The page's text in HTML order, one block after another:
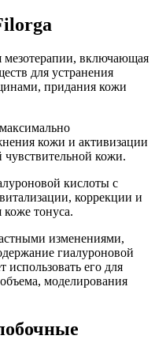
включающая
для устранения
придания кожи
кожи и активизации
чувствительной кожи.
кислоты с
коррекции и
тонуса.
изменениями,
гиалуроновой
использовать его для
моделирования